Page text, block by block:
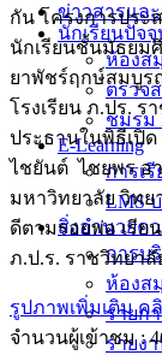
ข่าวสารแล
นักเรียนปัจ
ห้องส
ตรวจ
ชมรม
E-Learning
การเ
LMS
สิ่งอำนวยค
การบ
ห้องส
รายก
รายง
กัน โครงการปร
นักเรียนชั้นมัธยม
ยาพัชร์ฤกษ์สมบูร
โรงเรียน ภ.ปร.
ประธานในพิธีเปิด
ไชยันต์ ไชยพร อ
มหาวิทยาลัย วิทย
ดีตามรอยพ่อ เรีย
ภ.ป.ร. ราชวิทยา
รูปภาพเพิ่มเติม ค
จำนวนผู้เข้าชม :